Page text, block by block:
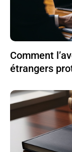
Comment
étrangers